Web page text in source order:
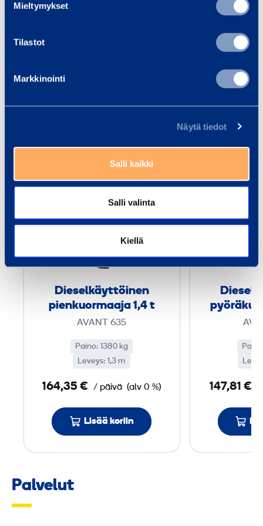
Mieltymykset
Tilastot
Markkinointi
Näytä tiedot
Salli kaikki
Salli valinta
Kiellä
n
n
Turvallisuus
Asiakirjat
Samankaltaisia tuotteita
D
e
l
k
t
t
i
n
e
Diesel­käyttöinen
pienkuormaaja 1,4 t
AVANT 635
Paino: 1380 kg
Leveys: 1,3 m
164,35 € / päivä (alv 0 %)
Lisää koriin
147,81 €
Palvelut